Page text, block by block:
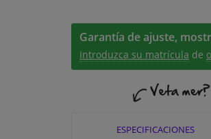
Garantía de ajuste,
Introduzca su matrícula de
ESPECIFICACIONES